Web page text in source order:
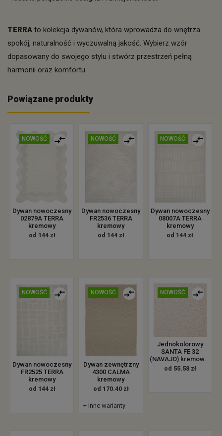
TERRA to kolekcja dywanów, która wprowadza do wnętrza
spokój, naturalność i wyczuwalną jakość. Wybierz wzór
dopasowany do swojego stylu i stwórz przestrzeń pełną
harmonii oraz komfortu.
Powiązane produkty
NOWOŚĆ
Dywan nowoczesny
02879A TERRA
kremowy
od 144 zł
NOWOŚĆ
Dywan nowoczesny
FR2536 TERRA
kremowy
od 144 zł
NOWOŚĆ
Dywan nowoczesny
08007A TERRA
kremowy
od 144 zł
NOWOŚĆ
Dywan nowoczesny
FR2525 TERRA
kremowy
od 144 zł
NOWOŚĆ
Dywan zewnętrzny
4300 CALMA
kremowy
od 170.40 zł
+ inne warianty
NOWOŚĆ
Jednokolorowy
SANTA FE 32
(NAVAJO) kremow...
od 55.58 zł